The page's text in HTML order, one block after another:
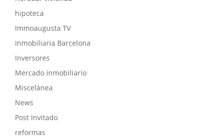
hipoteca
Immoaugusta TV
Inmobiliaria Barcelona
Inversores
Mercado inmobiliario
Miscelánea
News
Post Invitado
reformas